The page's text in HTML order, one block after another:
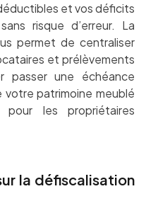
et vos déficits
risque d’erreur. La
permet de centraliser
et prélèvements
passer une échéance
patrimoine meublé
les propriétaires
la défiscalisation